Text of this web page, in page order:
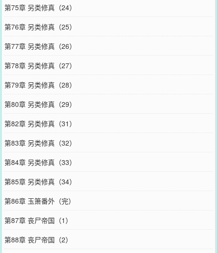
第75章 另类修真（24）
第76章 另类修真（25）
第77章 另类修真（26）
第78章 另类修真（27）
第79章 另类修真（28）
第80章 另类修真（29）
第82章 另类修真（31）
第83章 另类修真（32）
第84章 另类修真（33）
第85章 另类修真（34）
第86章 玉箫番外（完）
第87章 丧尸帝国（1）
第88章 丧尸帝国（2）